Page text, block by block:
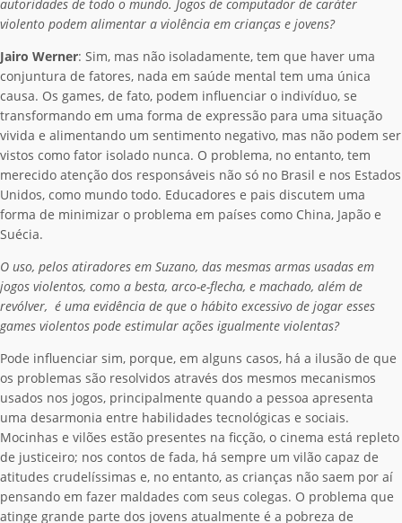
autoridades de todo o mundo. Jogos de computador de caráter
violento podem alimentar a violência em crianças e jovens?
Jairo Werner: Sim, mas não isoladamente, tem que haver uma
conjuntura de fatores, nada em saúde mental tem uma única
causa. Os games, de fato, podem influenciar o indivíduo, se
transformando em uma forma de expressão para uma situação
vivida e alimentando um sentimento negativo, mas não podem ser
vistos como fator isolado nunca. O problema, no entanto, tem
merecido atenção dos responsáveis não só no Brasil e nos Estados
Unidos, como mundo todo. Educadores e pais discutem uma
forma de minimizar o problema em países como China, Japão e
Suécia.
O uso, pelos atiradores em Suzano, das mesmas armas usadas em
jogos violentos, como a besta, arco-e-flecha, e machado, além de
revólver, é uma evidência de que o hábito excessivo de jogar esses
games violentos pode estimular ações igualmente violentas?
Pode influenciar sim, porque, em alguns casos, há a ilusão de que
os problemas são resolvidos através dos mesmos mecanismos
usados nos jogos, principalmente quando a pessoa apresenta
uma desarmonia entre habilidades tecnológicas e sociais.
Mocinhas e vilões estão presentes na ficção, o cinema está repleto
de justiceiro; nos contos de fada, há sempre um vilão capaz de
atitudes crudelíssimas e, no entanto, as crianças não saem por aí
pensando em fazer maldades com seus colegas. O problema que
atinge grande parte dos jovens atualmente é a pobreza de